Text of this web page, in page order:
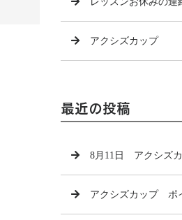
アクシズカップ
最近の投稿
8月11日 アクシズ
アクシズカップ ポ